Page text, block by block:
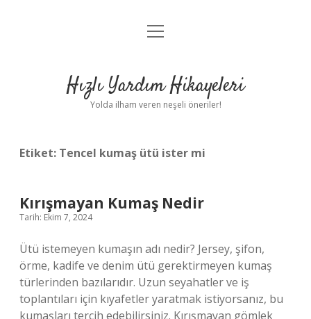
Anasayfa
Yasal Uyarı
menüyü
Hızlı Yardım Hikayeleri
Yolda ilham veren neşeli öneriler!
Etiket: Tencel kumaş ütü ister mi
Kırışmayan Kumaş Nedir
Tarih: Ekim 7, 2024
Ütü istemeyen kumaşın adı nedir? Jersey, şifon,
örme, kadife ve denim ütü gerektirmeyen kumaş
türlerinden bazılarıdır. Uzun seyahatler ve iş
toplantıları için kıyafetler yaratmak istiyorsanız, bu
kumaşları tercih edebilirsiniz. Kırışmayan gömlek